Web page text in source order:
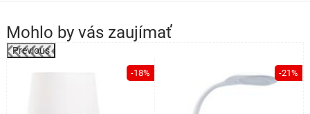
Mohlo by vás zaujímať
Previous
-18% -21%